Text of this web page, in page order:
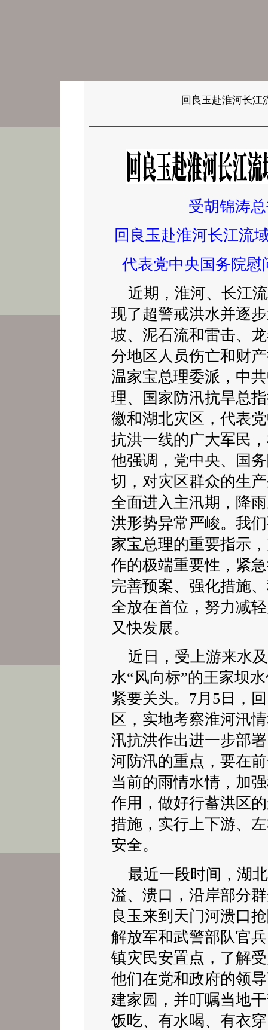
回良玉赴淮河长江
受胡锦涛
回良玉赴淮河长江
代表党中央国务院
近期，淮河、长江
现了超警戒洪水并逐
坡、泥石流和雷击、
分地区人员伤亡和财
温家宝总理委派，中
理、国家防汛抗旱总
徽和湖北灾区，代表
抗洪一线的广大军民
他强调，党中央、国
切，对灾区群众的生
全面进入主汛期，降
洪形势异常严峻。我
家宝总理的重要指示
作的极端重要性，紧
完善预案、强化措施
全放在首位，努力减
又快发展。
近日，受上游来水
水“风向标”的王家坝
紧要关头。7月5日，
区，实地考察淮河汛
汛抗洪作出进一步部
河防汛的重点，要在
当前的雨情水情，加
作用，做好行蓄洪区
措施，实行上下游、
安全。
最近一段时间，湖
溢、溃口，沿岸部分
良玉来到天门河溃口
解放军和武警部队官
镇灾民安置点，了解
他们在党和政府的领
建家园，并叮嘱当地
饭吃、有水喝、有衣